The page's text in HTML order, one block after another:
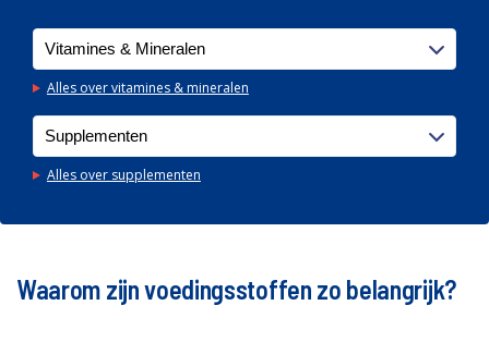
Alles over vitamines & mineralen
Alles over supplementen
Waarom zijn voedingsstoffen zo belangrijk?